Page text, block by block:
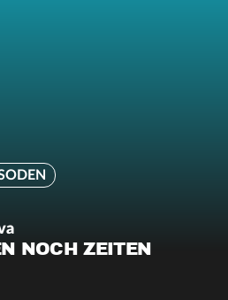
NOCH ZEITEN